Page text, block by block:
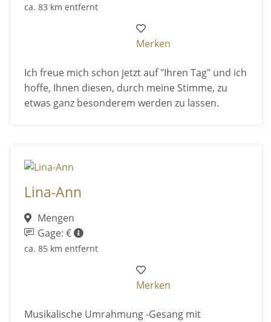
ca. 83 km entfernt
Merken
Ich freue mich schon jetzt auf "Ihren Tag" und ich
hoffe, Ihnen diesen, durch meine Stimme, zu
etwas ganz besonderem werden zu lassen.
Lina-Ann
Mengen
Gage: €
ca. 85 km entfernt
Merken
Musikalische Umrahmung -Gesang mit